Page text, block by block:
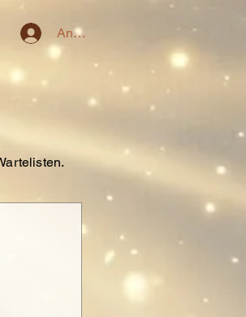
Anmelden